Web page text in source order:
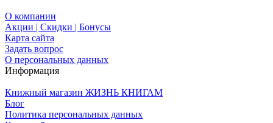
О компании
Акции | Скидки | Бонусы
Карта сайта
Задать вопрос
О персональных данных
Информация
Книжный магазин ЖИЗНЬ КНИГАМ
Блог
Политика персональных данных